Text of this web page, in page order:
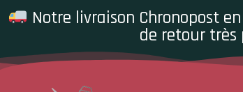
Notre livraison Chronopost
de retour très